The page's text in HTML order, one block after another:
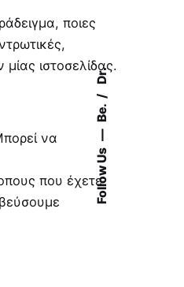
Follow Us
Be.
Dr.
ποιες
ιστοσελίδας.
να
που έχετε